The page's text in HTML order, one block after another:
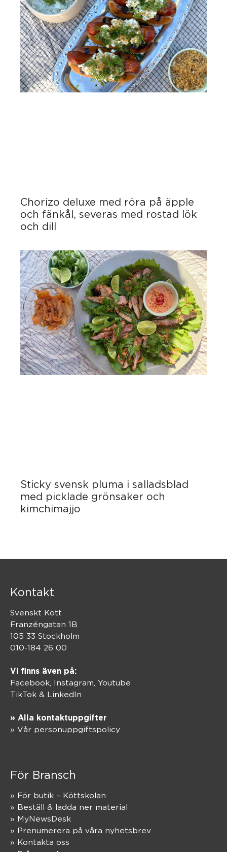
Chorizo deluxe med röra på äpple
och fänkål, severas med rostad lök
och dill
Sticky svensk pluma i salladsblad
med picklade grönsaker och
kimchimajjo
Kontakt
Svenskt Kött
Franzéngatan 1B
105 33 Stockholm
010-184 26 00
Vi finns även på:
Facebook, Instagram Youtube
TikTok & LinkedIn
» Alla kontaktuppgifter
» Vår personuppgiftspolicy
För Bransch
» För butik – Köttskolan
» Beställ & ladda ner material
» MyNewsDesk
» Prenumerera på våra nyhetsbrev
» Kontakta oss